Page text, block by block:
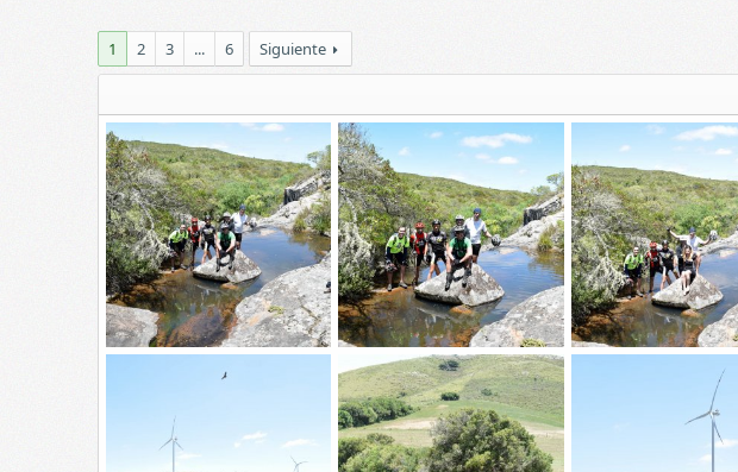
1 2 3 ... 6 Siguiente
_DSC0347
7 Dic 2015
_DSC0345
Skylined
7 Dic 2015
0
0
_DSC0344
7 Dic 2015